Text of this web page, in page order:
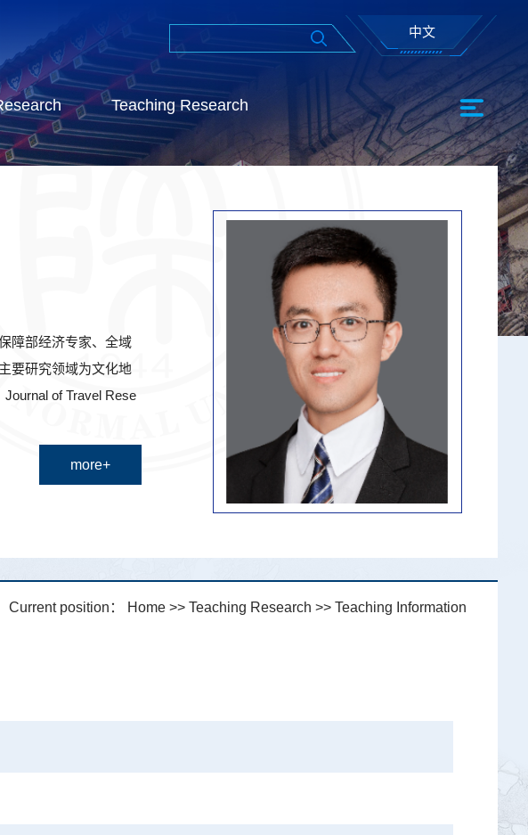
中文
Teaching Research
障部经济专家、全域
要研究领域为文化地
of Travel Rese
more+
Current position： Home >>Teaching Research >>Teaching Information